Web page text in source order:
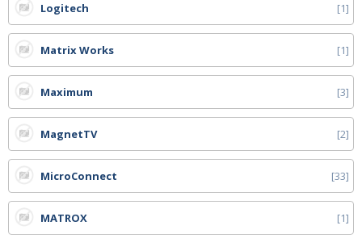
Logitech 1
Matrix Works 1
Maximum 3
MagnetTV 2
MicroConnect 33
MATROX 1